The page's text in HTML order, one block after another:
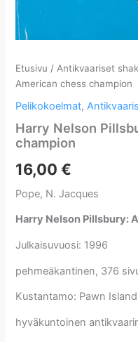
Etusivu /Antikvaariset
American chess champion
Pelikokoelmat,
Harry Nelson
champion
16,00€
Pope, N. Jacques
Harry Nelson Pillsbury:
Julkaisuvuosi: 1996
pehmeäkantinen, 376
Kustantamo: Pawn
hyväkuntoinen